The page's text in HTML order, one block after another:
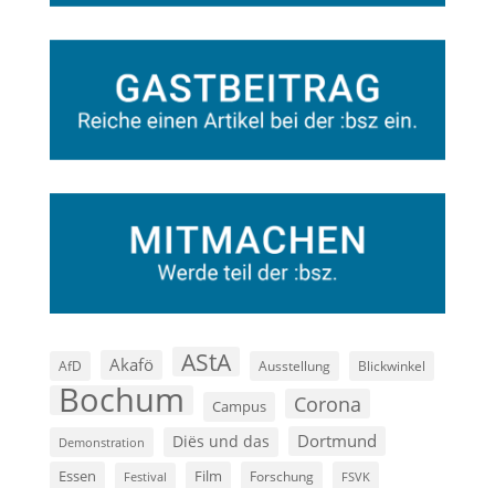
AfD Akafö AStA Ausstellung Blickwinkel
Bochum Campus Corona
Demonstration Diës und das Dortmund
Essen Festival Film Forschung FSVK